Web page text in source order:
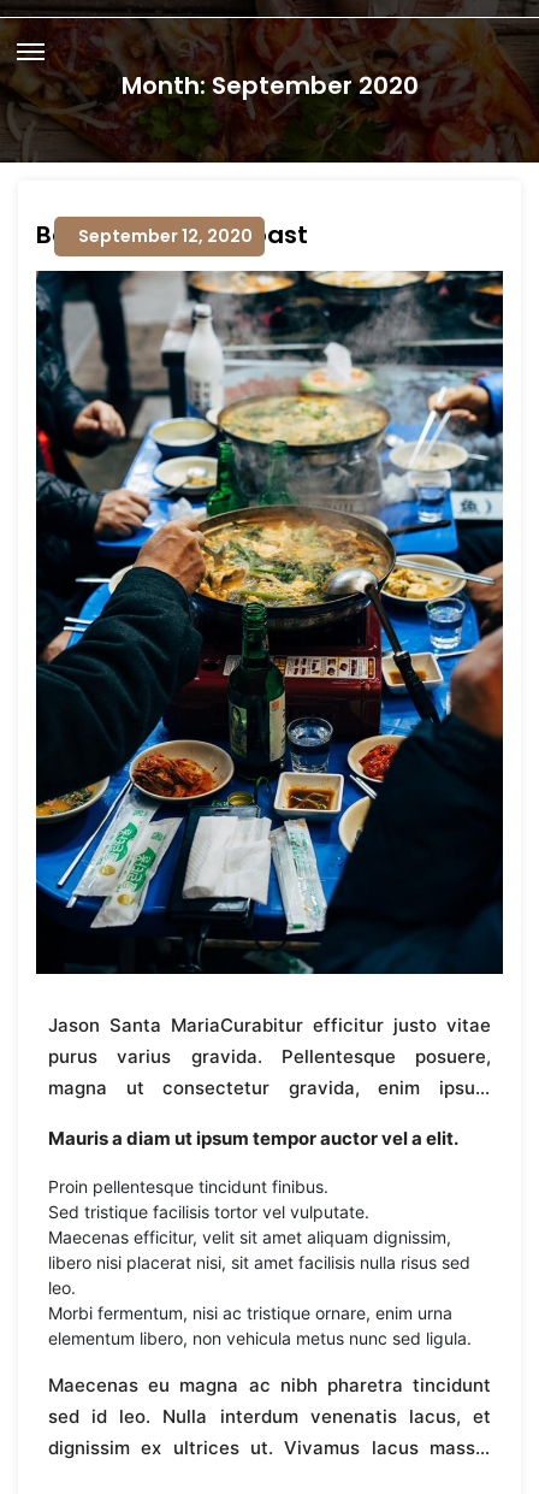
Month:September 2020
Boast About My Roast
Jason Santa MariaCurabitur efficitur justo vitae
purus varius gravida. Pellentesque posuere,
magna ut consectetur gravida, enim ipsum
Vestibulum non tortor id nisl rhoncus scelerisque.
Aliquam erat volutpat. Morbi faucibus eros mattis
tellus scelerisque, sit amet iaculis nisi eleifend.
Donec purus enim, ultricies non sapien ut, ultricies
suscipit arcu. Vivamus finibus erat id leo
venenatis, sit amet imperdiet purus viverra.
Mauris a diam ut ipsum tempor auctor vel a elit.
Proin pellentesque tincidunt finibus.
Sed tristique facilisis tortor vel vulputate.
Maecenas efficitur, velit sit amet aliquam dignissim,
libero nisi placerat nisi, sit amet facilisis nulla risus sed
leo.
Morbi fermentum, nisi ac tristique ornare, enim urna
elementum libero, non vehicula metus nunc sed ligula.
Maecenas eu magna ac nibh pharetra tincidunt
sed id leo. Nulla interdum venenatis lacus, et
dignissim ex ultrices ut. Vivamus lacus massa,
September 12, 2020